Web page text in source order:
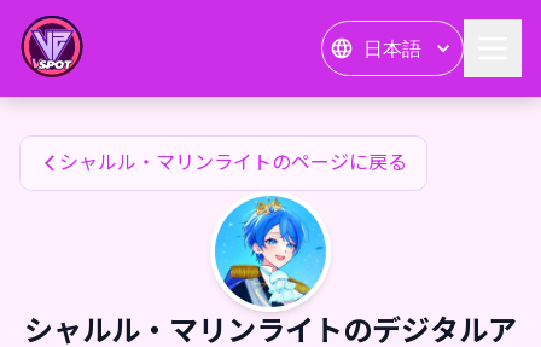
日本語
シャルル・マリンライトのファンアイテム
シャルル・マリンライトのページに戻る
シャルル・マリンライトのデジタルア
シャルル・マリンライトのファンアイテム — 24karat